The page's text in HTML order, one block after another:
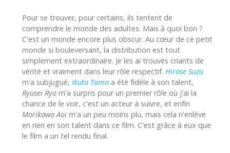
Pour se trouver, pour certains, ils tentent de
comprendre le monde des adultes. Mais à quoi bon ?
C'est un monde encore plus obscur. Au cœur de ce petit
monde si bouleversant, la distribution est tout
simplement extraordinaire. Je les ai trouvés criants de
vérité et vraiment dans leur rôle respectif. Hirose Suzu
m'a subjugué, Ikuta Toma a été fidèle à son talent,
Ryusei Ryo m'a surpris pour un premier rôle où j'ai la
chance de le voir, c'est un acteur à suivre, et enfin
Morikawa Aoi m'a un peu moins plu, mais cela n'enlève
en rien en son talent dans ce film. C'est grâce à eux que
le film a un tel rendu final.